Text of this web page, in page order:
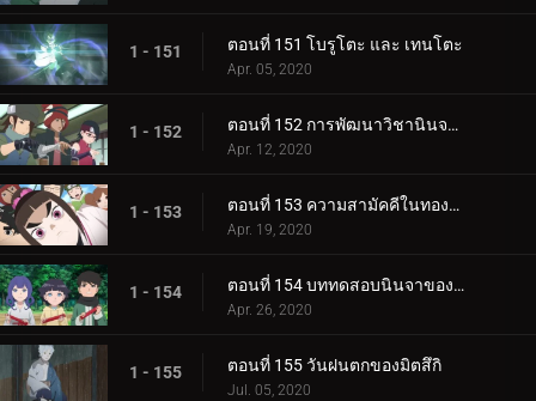
1 - 151 ตอนที่ 151 โบรูโตะ และ เทนโตะ
Apr. 05, 2020
1 - 152 ตอนที่ 152 การพัฒนาวิชานินจาทางการแพทย์
Apr. 12, 2020
1 - 153 ตอนที่ 153 ความสามัคคีในทองคำ
Apr. 19, 2020
1 - 154 ตอนที่ 154 บททดสอบนินจาของฮิมาวาริ!!
Apr. 26, 2020
1 - 155 ตอนที่ 155 วันฝนตกของมิตสึกิ
Jul. 05, 2020